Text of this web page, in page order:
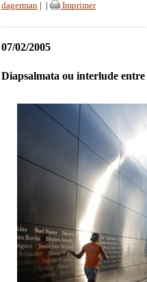
dagerman
Imprimer
07/02/2005
Diapsalmata ou interlude entre